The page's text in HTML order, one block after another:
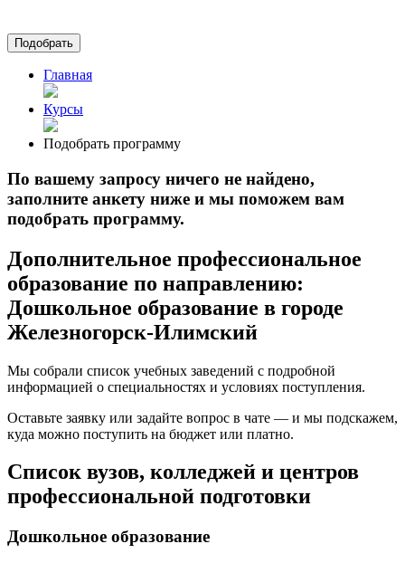
Подобрать
Главная
Курсы
Подобрать программу
По вашему запросу ничего не найдено,
заполните анкету ниже и мы поможем вам
подобрать программу.
Дополнительное профессиональное
образование по направлению:
Дошкольное образование в городе
Железногорск-Илимский
Мы собрали список учебных заведений с подробной
информацией о специальностях и условиях поступления.
Оставьте заявку или задайте вопрос в чате — и мы подскажем,
куда можно поступить на бюджет или платно.
Список вузов, колледжей и центров
профессиональной подготовки
Дошкольное образование